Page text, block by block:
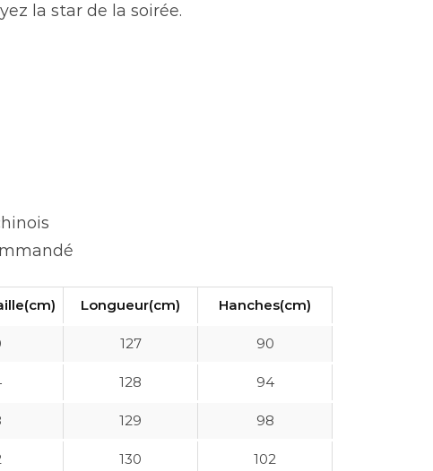
la star de la soirée.
Longueur(cm) Hanches(cm)
127 90
128 94
129 98
130 102